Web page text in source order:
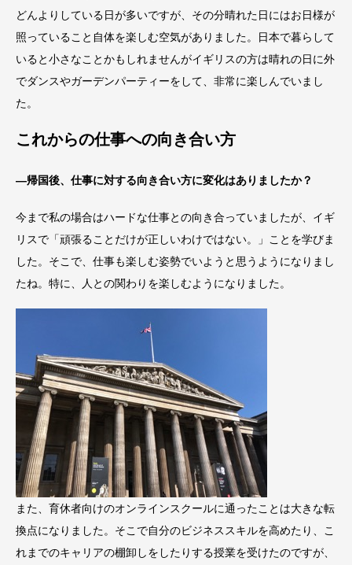
どんよりしている日が多いですが、その分晴れた日にはお日様が
照っていること自体を楽しむ空気がありました。日本で暮らして
いると小さなことかもしれませんがイギリスの方は晴れの日に外
でダンスやガーデンパーティーをして、非常に楽しんでいまし
た。
これからの仕事への向き合い方
―帰国後、仕事に対する向き合い方に変化はありましたか？
今まで私の場合はハードな仕事との向き合っていましたが、イギ
リスで「頑張ることだけが正しいわけではない。」ことを学びま
した。そこで、仕事も楽しむ姿勢でいようと思うようになりまし
たね。特に、人との関わりを楽しむようになりました。
また、育休者向けのオンラインスクールに通ったことは大きな転
換点になりました。そこで自分のビジネススキルを高めたり、こ
れまでのキャリアの棚卸しをしたりする授業を受けたのですが、